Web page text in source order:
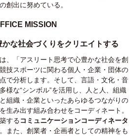
創出に努めている。
MISSION
な社会づくりをクリエイトする
、「アスリート思考で心豊かな社会を創
技スポーツに関わる個人・企業・団体の
で分析します。そして、言語・文化・音
様な“シンボル”を活用し、人と人、組織
組織・企業といったあらゆるつながりの
生み出す組み合わせをコーディネート。
するコミュニケーションコーディネータ
また、創業者・企画者としての精神をも